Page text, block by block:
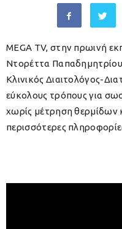
MEGA TV, στην πρωινή
Ντορέττα
Κλινικός Διαιτολόγος-
εύκολους τρόπους για
χωρίς μέτρηση θερμίδων
περισσότερες